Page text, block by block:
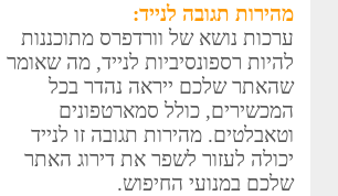
מהירות תגובה לנייד:
ערכות נושא של וורדפרס מתוכננות
להיות רספונסיביות לנייד, מה שאומר
שהאתר שלכם ייראה נהדר בכל
המכשירים, כולל סמארטפונים
וטאבלטים. מהירות תגובה זו לנייד
יכולה לעזור לשפר את דירוג האתר
שלכם במנועי החיפוש.